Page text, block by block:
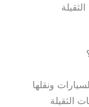
ونقلها
الثقيلة